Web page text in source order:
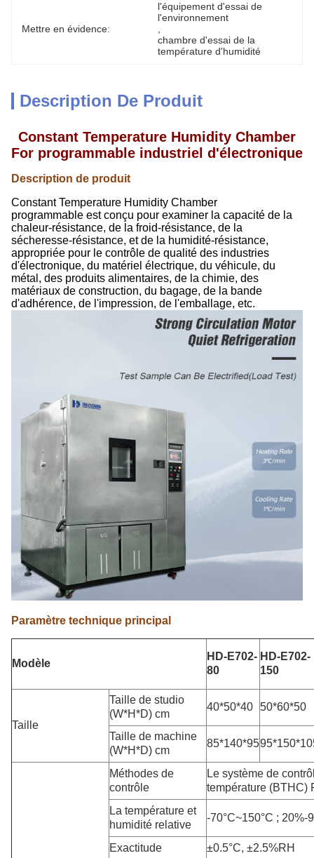
Mettre en évidence:
l'équipement d'essai de
l'environnement
chambre d'essai de la
température d'humidité
Description De Produit
Constant Temperature Humidity Chamber
For programmable industriel d'électronique
Description de produit
Constant Temperature Humidity Chamber
programmable est conçu pour examiner la capacité de la
chaleur-résistance, de la froid-résistance, de la
sécheresse-résistance, et de la humidité-résistance,
appropriée pour le contrôle de qualité des industries
d'électronique, du matériel électrique, du véhicule, du
métal, des produits alimentaires, de la chimie, des
matériaux de construction, du bagage, de la bande
d'adhérence, de l'impression, de l'emballage, etc.
Paramètre technique principal
Modèle
HD-E702-
80
HD-E702-
150
Taille
Taille de studio
(W*H*D) cm
40*50*40 50*60*50
Taille de machine
(W*H*D) cm
85*140*95
Méthodes de
contrôle
Le système de
température (BTHC)
La température et
humidité relative
-70°C~150°C ; 20%-
Exactitude ±0.5°C, ±2.5%RH